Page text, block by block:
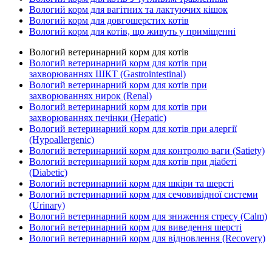
Вологий корм для вагітних та лактуючих кішок
Вологий корм для довгошерстих котів
Вологий корм для котів, що живуть у приміщенні
Вологий ветеринарний корм для котів
Вологий ветеринарний корм для котів при
захворюваннях ШКТ (Gastrointestinal)
Вологий ветеринарний корм для котів при
захворюваннях нирок (Renal)
Вологий ветеринарний корм для котів при
захворюваннях печінки (Hepatic)
Вологий ветеринарний корм для котів при алергії
(Hypoallergenic)
Вологий ветеринарний корм для контролю ваги (Satiety)
Вологий ветеринарний корм для котів при діабеті
(Diabetic)
Вологий ветеринарний корм для шкіри та шерсті
Вологий ветеринарний корм для сечовивідної системи
(Urinary)
Вологий ветеринарний корм для зниження стресу (Calm)
Вологий ветеринарний корм для виведення шерсті
Вологий ветеринарний корм для відновлення (Recovery)